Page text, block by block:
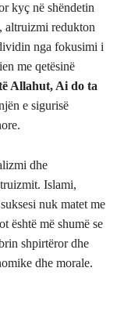
kyç në shëndetin
altruizmi redukton
nga fokusimi i
me qetësinë
Allahut, Ai do ta
e sigurisë
dhe
Islami,
nuk matet me
është më shumë se
shpirtëror dhe
dhe morale.